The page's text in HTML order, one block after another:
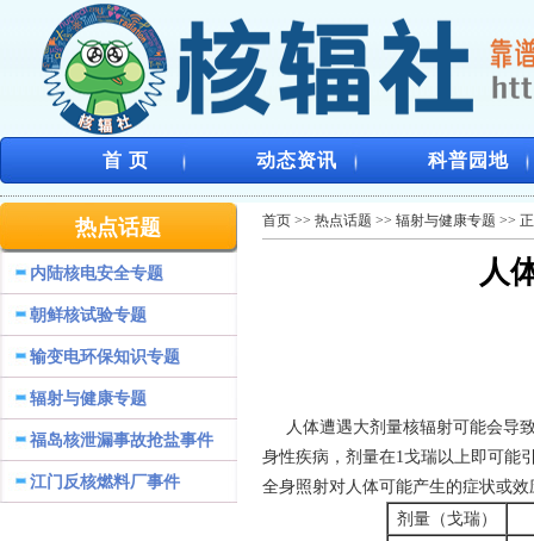
首 页 动态资讯 科普园地
热点话题
内陆核电安全专题
朝鲜核试验专题
输变电环保知识专题
辐射与健康专题
福岛核泄漏事故抢盐事件
江门反核燃料厂事件
首页 >> 热点话题 >> 辐射与健康专题 >>
人
人体遭遇大剂量核辐射可能会导
身性疾病，剂量在1戈瑞以上即可能
全身照射对人体可能产生的症状或效
剂量（戈瑞）